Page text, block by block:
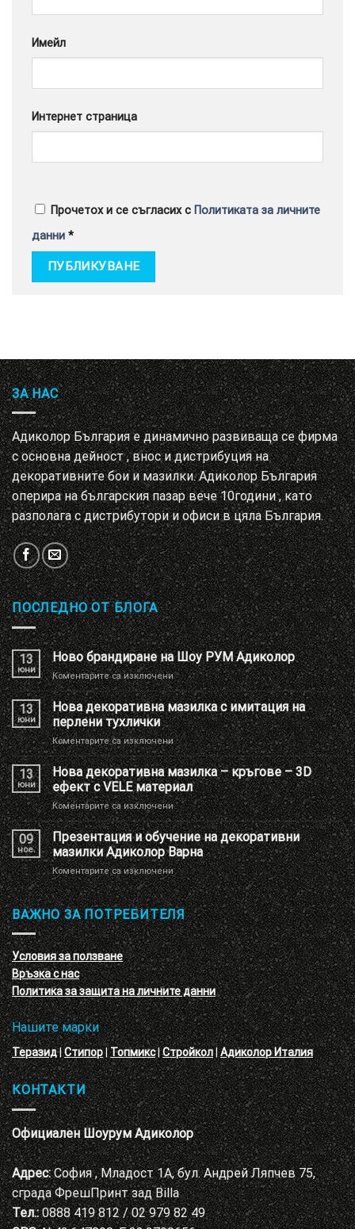
Имейл
Интернет страница
Прочетох и се съгласих с Политиката за личните
данни *
ЗА НАС
Адиколор България е динамично развиваща се фирма
с основна дейност , внос и дистрибуция на
декоративните бои и мазилки. Адиколор България
оперира на българския пазар вече 10години , като
разполага с дистрибутори и офиси в цяла България.
ПОСЛЕДНО ОТ БЛОГА
13
юни
Ново брандиране на Шоу РУМ Адиколор
Коментарите са изключениза
Ново
брандиране
на
Шоу
РУМ
Адиколор
13
юни
Нова декоративна мазилка с имитация на
перлени тухлички
Коментарите са изключениза
Нова
декоративна
мазилка
с
имитация
на
перлени
тухлички
13
юни
Нова декоративна мазилка – кръгове – 3D
ефект с VELE материал
Коментарите са изключениза
Нова
декоративна
мазилка
–
кръгове
–
3D
ефект
с
VELE
материал
09
ное.
Презентация и обучение на декоративни
мазилки Адиколор Варна
Коментарите са изключениза
Презентация
и
обучение
на
декоративни
мазилки
Адиколор
Варна
ВАЖНО ЗА ПОТРЕБИТЕЛЯ
Условия за ползване
Връзка с нас
Политика за защита на личните данни
Нашите марки
Теразид|Стипор|Топмикс|Стройкол|Адиколор Италия
КОНТАКТИ
Официален Шоурум Адиколор
Адрес:София , Младост 1А, бул. Андрей Ляпчев 75,
сграда ФрешПринт зад Billa
Тел.:0888 419 812 / 02 979 82 49